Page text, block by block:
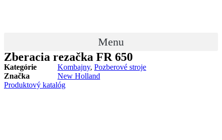
Menu
Zberacia rezačka FR 650
Kategórie Kombajny, Pozberové stroje
Značka
New Holland
Produktový katalóg